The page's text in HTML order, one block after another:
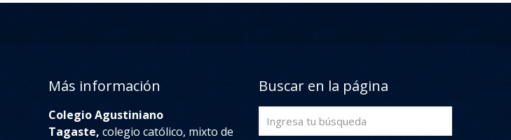
Más información
Colegio Agustiniano
Tagaste, colegio católico, mixto de
Buscar en la página